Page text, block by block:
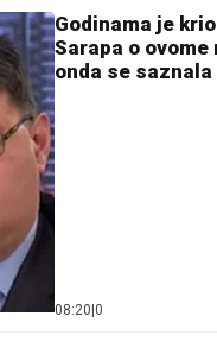
Godinama je
Sarapa o
onda se
08:20|0